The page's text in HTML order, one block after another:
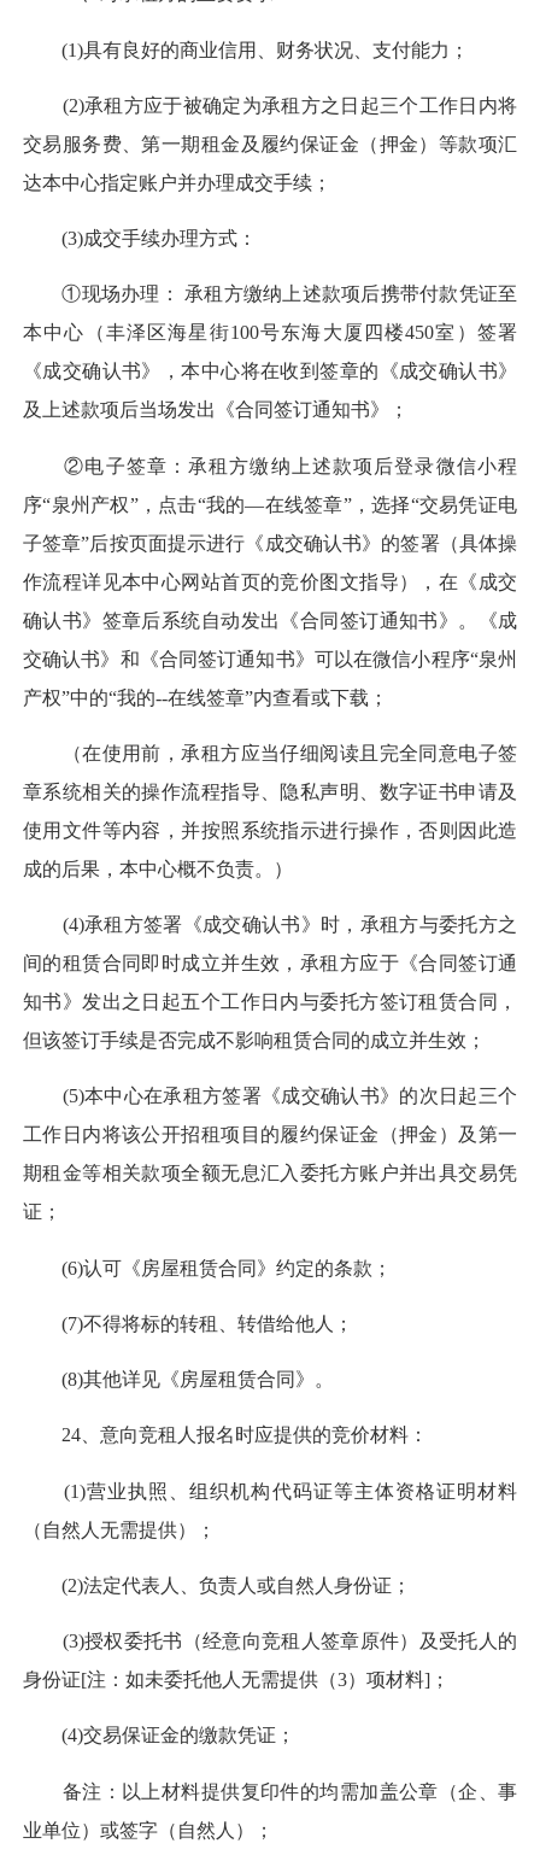
(1)具有良好的商业信用、财务状况、支付能力；
(2)承租方应于被确定为承租方之日起三个工作日内将
交易服务费、第一期租金及履约保证金（押金）等款项汇
达本中心指定账户并办理成交手续；
(3)成交手续办理方式：
①现场办理： 承租方缴纳上述款项后携带付款凭证至
本中心（丰泽区海星街100号东海大厦四楼450室）签署
《成交确认书》，本中心将在收到签章的《成交确认书》
及上述款项后当场发出《合同签订通知书》；
②电子签章：承租方缴纳上述款项后登录微信小程
序“泉州产权”，点击“我的—在线签章”，选择“交易凭证电
子签章”后按页面提示进行《成交确认书》的签署（具体操
作流程详见本中心网站首页的竞价图文指导），在《成交
确认书》签章后系统自动发出《合同签订通知书》。《成
交确认书》和《合同签订通知书》可以在微信小程序“泉州
产权”中的“我的--在线签章”内查看或下载；
（在使用前，承租方应当仔细阅读且完全同意电子签
章系统相关的操作流程指导、隐私声明、数字证书申请及
使用文件等内容，并按照系统指示进行操作，否则因此造
成的后果，本中心概不负责。）
(4)承租方签署《成交确认书》时，承租方与委托方之
间的租赁合同即时成立并生效，承租方应于《合同签订通
知书》发出之日起五个工作日内与委托方签订租赁合同，
但该签订手续是否完成不影响租赁合同的成立并生效；
(5)本中心在承租方签署《成交确认书》的次日起三个
工作日内将该公开招租项目的履约保证金（押金）及第一
期租金等相关款项全额无息汇入委托方账户并出具交易凭
证；
(6)认可《房屋租赁合同》约定的条款；
(7)不得将标的转租、转借给他人；
(8)其他详见《房屋租赁合同》。
24、意向竞租人报名时应提供的竞价材料：
(1)营业执照、组织机构代码证等主体资格证明材料
（自然人无需提供）；
(2)法定代表人、负责人或自然人身份证；
(3)授权委托书（经意向竞租人签章原件）及受托人的
身份证[注：如未委托他人无需提供（3）项材料]；
(4)交易保证金的缴款凭证；
备注：以上材料提供复印件的均需加盖公章（企、事
业单位）或签字（自然人）；